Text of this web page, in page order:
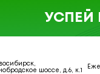
шоссе, д.6, к.1
УСПЕЙ